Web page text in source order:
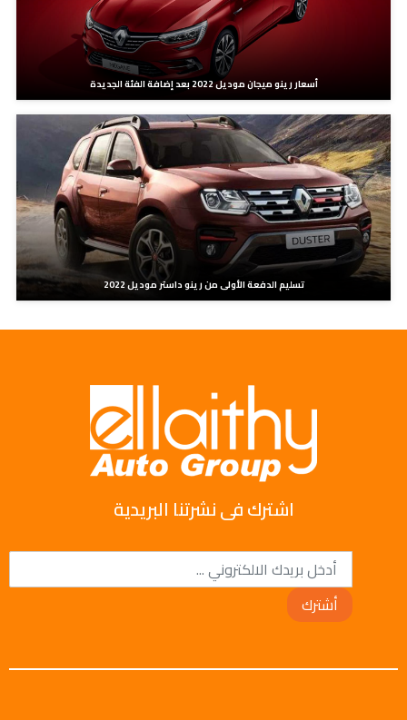
أسعار رينو ميجان موديل 2022 بعد إضافة الفئة الجديدة
تسليم الدفعة الأولى من رينو داستر موديل 2022
اشترك فى نشرتنا البريدية
أشترك